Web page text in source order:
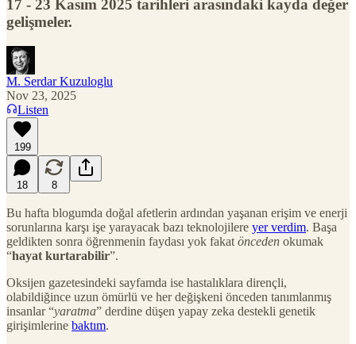
17 - 23 Kasım 2025 tarihleri arasındaki kayda değer
gelişmeler.
M. Serdar Kuzuloglu
Nov 23, 2025
Listen
199
18 8
Bu hafta blogumda doğal afetlerin ardından yaşanan erişim ve enerji
sorunlarına karşı işe yarayacak bazı teknolojilere yer verdim. Başa
geldikten sonra öğrenmenin faydası yok fakat önceden okumak
“hayat kurtarabilir”.
Oksijen gazetesindeki sayfamda ise hastalıklara dirençli,
olabildiğince uzun ömürlü ve her değişkeni önceden tanımlanmış
insanlar “yaratma” derdine düşen yapay zeka destekli genetik
girişimlerine baktım.